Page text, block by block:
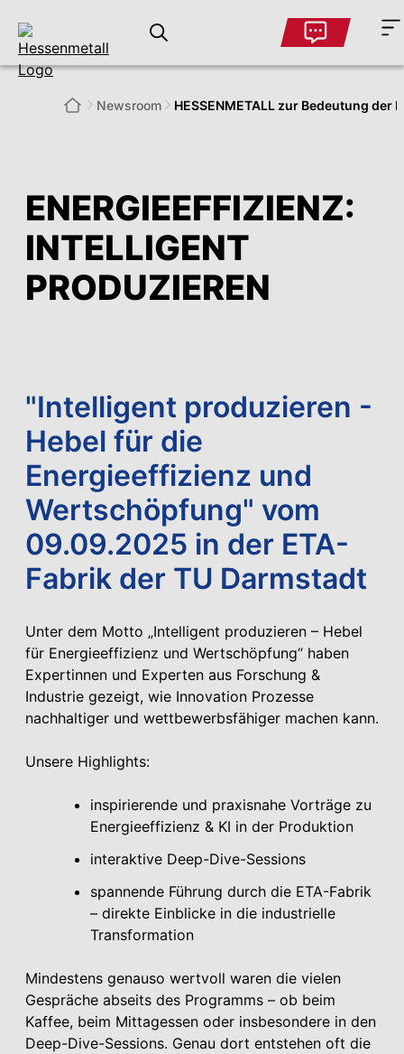
ENERGIEEFFIZIENZ:
INTELLIGENT
PRODUZIEREN
"Intelligent produzieren -
Hebel für die
Energieeffizienz und
Wertschöpfung" vom
09.09.2025 in der ETA-
Fabrik der TU Darmstadt
Unter dem Motto „Intelligent produzieren – Hebel
für Energieeffizienz und Wertschöpfung“ haben
Expertinnen und Experten aus Forschung &
Industrie gezeigt, wie Innovation Prozesse
nachhaltiger und wettbewerbsfähiger machen kann.
Unsere Highlights:
inspirierende und praxisnahe Vorträge zu
Energieeffizienz & KI in der Produktion
interaktive Deep-Dive-Sessions
spannende Führung durch die ETA-Fabrik
– direkte Einblicke in die industrielle
Transformation
Mindestens genauso wertvoll waren die vielen
Gespräche abseits des Programms – ob beim
Kaffee, beim Mittagessen oder insbesondere in den
Deep-Dive-Sessions. Genau dort entstehen oft die
Newsroom HESSENMETALL zur Bedeutung